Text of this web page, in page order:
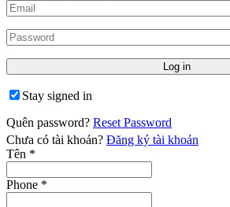
Stay signed in
Quên password? Reset Password
Chưa có tài khoản? Đăng ký tài khoản
Tên *
Phone *